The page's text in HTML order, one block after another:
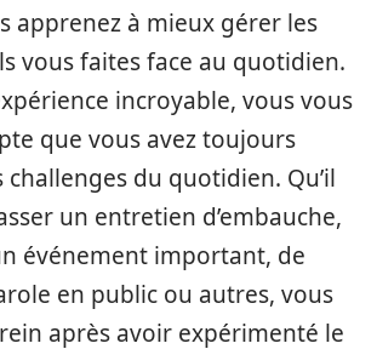
apprenez à mieux gérer les
vous faites face au quotidien.
incroyable, vous vous
que vous avez toujours
challenges du quotidien. Qu’il
un entretien d’embauche,
événement important, de
en public ou autres, vous
après avoir expérimenté le